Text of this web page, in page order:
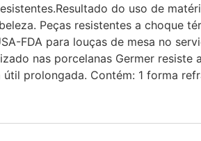
do uso de
Peças resistentes a choque
FDA para louças de mesa no
nas porcelanas Germer
prolongada. Contém: 1 forma